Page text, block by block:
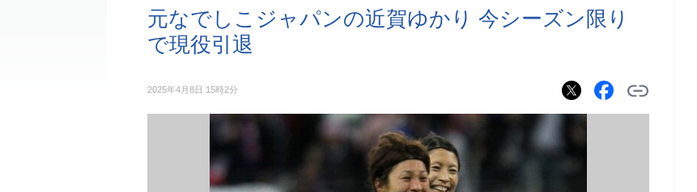
元なでしこジャパンの近賀ゆかり 今シーズン限り
で現役引退
2025年4月8日 15時2分